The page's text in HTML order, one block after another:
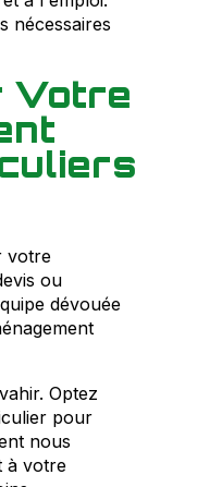
nécessaires
Votre
votre
ou
dévouée
Optez
pour
nous
à votre